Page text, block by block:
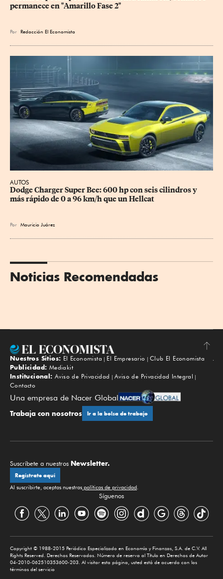
permanece en "Amarillo Fase 2"
Por Redacción El Economista
AUTOS
Dodge Charger Super Bee: 600 hp con seis cilindros y
más rápido de 0 a 96 km/h que un Hellcat
Por Mauricio Juárez
Noticias Recomendadas
Subir
Nuestros Sitios: El Economista El Empresario
Club El Economista
Publicidad: Mediakit
Institucional: Aviso de Privacidad
Aviso de Privacidad Integral
Contacto
Una empresa de Nacer Global
Trabaja con nosotros Ir a la bolsa de trabajo
Suscríbete a nuestros Newsletter.
Regístrate aquí
Al suscribirte, aceptas nuestras políticas de privacidad
Síguenos
Copyright © 1988-2015 Periódico Especializado en Economía y Finanzas, S.A. de C.V. All
Rights Reserved. Derechos Reservados. Número de reserva al Título en Derechos de Autor
04-2010-062510353600-203. Al visitar esta página, usted está de acuerdo con los
términos del servicio